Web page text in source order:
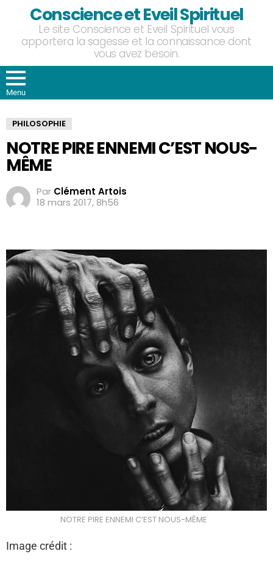
Conscience et Eveil Spirituel
Le site Conscience et Eveil Spirituel vous
apportera la sagesse et la connaissance dont
vous avez besoin.
Menu
PHILOSOPHIE
NOTRE PIRE ENNEMI C’EST NOUS-
MÊME
Par Clément Artois
18 mars 2017, 8h56
NOTRE PIRE ENNEMI C’EST NOUS-MÊME
Image crédit :